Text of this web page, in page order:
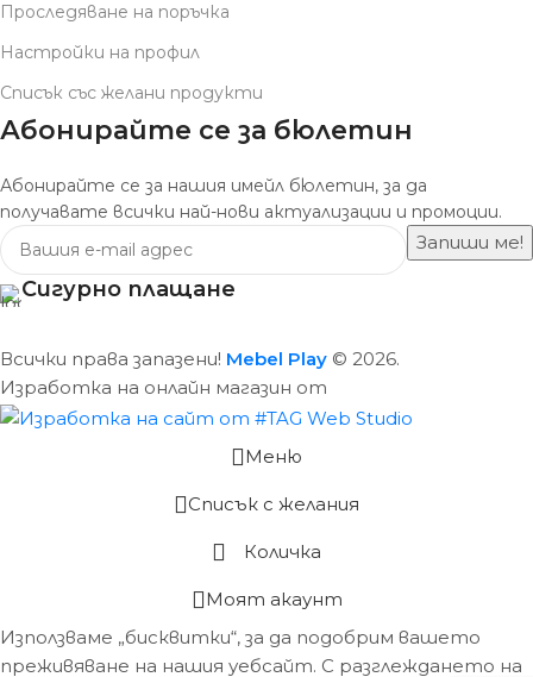
Проследяване на поръчка
Настройки на профил
Списък със желани продукти
Абонирайте се за бюлетин
Абонирайте се за нашия имейл бюлетин, за да
получавате всички най-нови актуализации и промоции.
Сигурно плащане
Всички права запазени! Mebel Play © 2026.
Изработка на онлайн магазин от
Меню
Списък с желания
Количка
Моят акаунт
Използваме „бисквитки“, за да подобрим вашето
преживяване на нашия уебсайт. С разглеждането на